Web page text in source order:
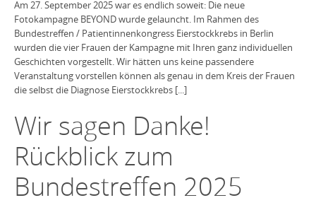
Am 27. September 2025 war es endlich soweit: Die neue
Fotokampagne BEYOND wurde gelauncht. Im Rahmen des
Bundestreffen / Patientinnenkongress Eierstockkrebs in Berlin
wurden die vier Frauen der Kampagne mit Ihren ganz individuellen
Geschichten vorgestellt. Wir hätten uns keine passendere
Veranstaltung vorstellen können als genau in dem Kreis der Frauen
die selbst die Diagnose Eierstockkrebs [...]
Wir sagen Danke!
Rückblick zum
Bundestreffen 2025